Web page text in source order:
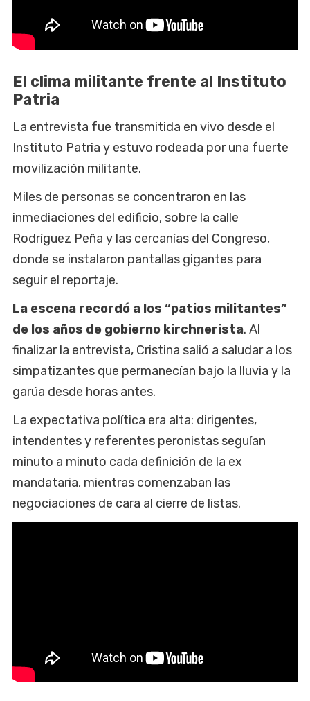
El clima militante frente al Instituto
Patria
La entrevista fue transmitida en vivo desde el
Instituto Patria y estuvo rodeada por una fuerte
movilización militante.
Miles de personas se concentraron en las
inmediaciones del edificio, sobre la calle
Rodríguez Peña y las cercanías del Congreso,
donde se instalaron pantallas gigantes para
seguir el reportaje.
La escena recordó a los “patios militantes”
de los años de gobierno kirchnerista. Al
finalizar la entrevista, Cristina salió a saludar a los
simpatizantes que permanecían bajo la lluvia y la
garúa desde horas antes.
La expectativa política era alta: dirigentes,
intendentes y referentes peronistas seguían
minuto a minuto cada definición de la ex
mandataria, mientras comenzaban las
negociaciones de cara al cierre de listas.